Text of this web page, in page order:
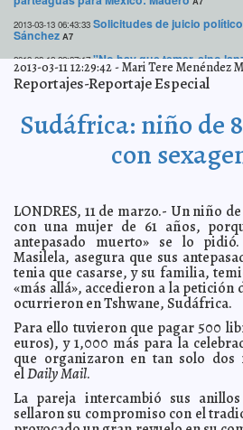
2013-03-13 06:43:33 Solicitudes de juicio
Sánchez A7
2013-03-12 22:37:17 "No hay que temer, sino
Emilio Pacheco a los jóvenes A7
2013-03-12 21:52:06 En pro de Mérida,
2013-03-12 21:40:23 Alianza Comuna-Banorte
Prostitución, un delito
Monforte
2013-03-12 20:57:33 "Nuestros hijos se quedan
policía corrupto": Maricarmen Ávila, ex
Menéndez Monforte
2013-03-12 19:46:10 Policía Municipal realiza
trabajo sexual en Mérida Especial para A7
2013-03-12 14:06:31 VUELTA A LA PRESIDENCIA
2013-03-12 07:21:25 Interesante autorización
Tere Menéndez Monforte
2013-03-12 07:19:17
Tere Menéndez Monforte
2013-03-12 07:18:05 'No soy Chávez, pero soy
2013-03-11 12:29:42-Mari Tere Menéndez
Reportajes-Reportaje Especial
Sudáfrica: niño de
con
LONDRES, 11 de marzo.- Un niño
con una mujer de 61 años,
antepasado muerto» se lo
Masilela, asegura que sus
tenia que casarse, y su familia,
«más allá», accedieron a la petición
ocurrieron en Tshwane, Sudáfrica.
Para ello tuvieron que pagar 500
euros), y 1,000 más para la
que organizaron en tan solo dos
elDaily Mail.
La pareja intercambió sus
sellaron su compromiso con el